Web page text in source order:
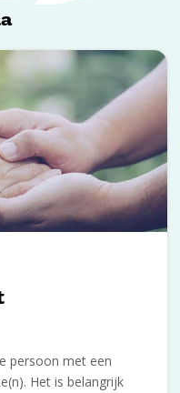
persoon met een
Het is belangrijk